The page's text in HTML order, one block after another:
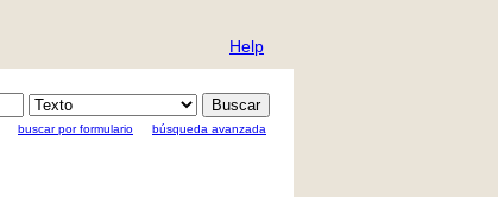
Help
buscar por formulario búsqueda avanzada